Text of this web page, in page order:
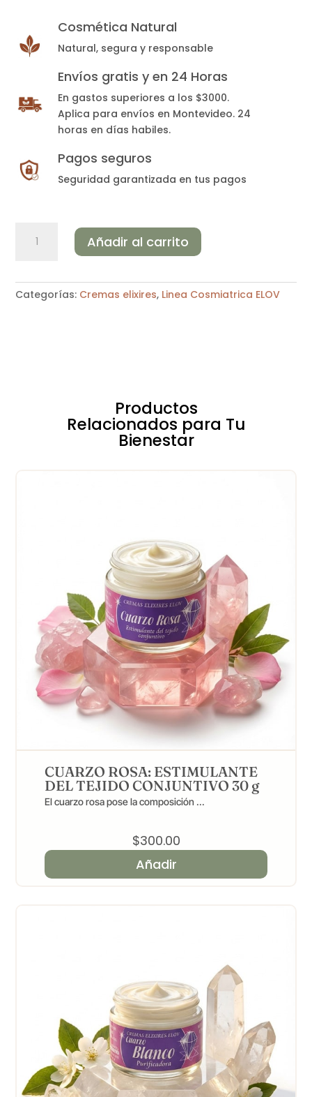
Cosmética Natural
Natural, segura y responsable
Envíos gratis y en 24 Horas
En gastos superiores a los $3000.
Aplica para envíos en Montevideo. 24
horas en días habiles.
Pagos seguros
Seguridad garantizada en tus pagos
CITRINO:
g
Añadir al carrito
Categorías: Cremas elixires, Linea Cosmiatrica ELOV
Productos
Relacionados para Tu
Bienestar
CUARZO ROSA: ESTIMULANTE
DEL TEJIDO CONJUNTIVO 30 g
El cuarzo rosa pose la composición ...
$300.00
Añadir